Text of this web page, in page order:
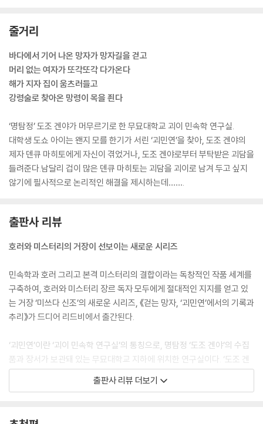
조만간 답이 나올 것만 같았다. 머리와 두 팔이 없고, 가슴이 크며, 닭 같은
다리를 가진 여자. 하지만 그 사람 같은 형체의 모습을 머릿속에 구체적으
로 그려 보자 덜컥 겁이 났다. 상대가 사람이 아니라는 것을 깨달은 순간 참
을 수 없이 무서워졌다.
--- p.121
그런 기묘한 집이 산속에 세워져 있었던 거야. 대체 누가, 뭣 때문에……. 일
부러 서양풍으로 지은 건……. 여기에는 어떤 사람이 살까…….
다양한 의문이 한꺼번에 할아버지의 머릿속을 채운 순간, 목덜미에 소름이
쭉 끼쳤지. 여기는 마물의 소굴 아닐까…….
할아버지는 귀신이고 요괴고 안 믿지만, 진심으로 그렇게 생각했지. 하기
운 일을 겪을 거야. 뭔가 나타나기 전에 냉큼 달아나야 해.
한밤중에 네 사람이 조용한 절을 찾아가 컴컴한 방의 네 구석에 한 명씩 앉
아요. 그리고 각자 방 한복판을 향해 기어가죠. 곧 방 한복판에서 마주치겠
지만, 서로의 모습은 전혀 보이지 않아요. 그 상태로 한 명씩 ‘한 구석의 할
머님’, ‘두 구석의 할머님’, ‘세 구석의 할머님’, ‘네 구석의 할머님’ 하고 말하
째 머리가 나타나는…….”
“그, 그, 그만두죠.” 아리마가 갑자기 갈라진 목소리로 말해서 다른 사람들
“그런 강령술은 절대로 하면 안 돼요.”
줄거리
바다에서 기어 나온 망자가 망자길을 걷고
머리 없는 여자가 또각또각 다가온다
해가 지자 집이 움츠러들고
강령술로 찾아온 망령이 목을 죈다
‘명탐정’ 도조 겐야가 머무르기로 한 무묘대학교 괴이 민속학 연구실.
대학생 도쇼 아이는 왠지 모를 한기가 서린 ‘괴민연’을 찾아, 도조 겐야의
제자 덴큐 마히토에게 자신이 겪었거나, 도조 겐야로부터 부탁받은 괴담을
들려준다.남달리 겁이 많은 덴큐 마히토는 괴담을 괴이로 남겨 두고 싶지
않기에 필사적으로 논리적인 해결을 제시하는데…….
출판사 리뷰
호러와 미스터리의 거장이 선보이는 새로운 시리즈
민속학과 호러 그리고 본격 미스터리의 결합이라는 독창적인 작품 세계를
구축하여, 호러와 미스터리 장르 독자 모두에게 절대적인 지지를 얻고 있
는 거장 ‘미쓰다 신조’의 새로운 시리즈, 《걷는 망자, ‘괴민연’에서의 기록과
추리》가 드디어 리드비에서 출간된다.
‘괴민연’이란 ‘괴이 민속학 연구실’의 통칭으로, 명탐정 ‘도조 겐야’의 수집
품과 장서가 보관돼 있는 무묘대학교 지하에 위치한 연구실이다. ‘도조 겐
야 시리즈’는 민속학자이자 명탐정 도조 겐야가 등장하는 일련의 작품으로
일본 미스터리 랭킹과 문학상을 휩쓸며 작가의 최고 시리즈로 잘 알려져
출판사 리뷰 더보기